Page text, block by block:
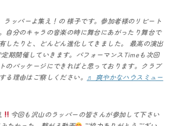
ッパーよ集え！の 様子です。参加者様のリピート
自分のキャラの音楽の時に舞台にあがったり舞台で
したりと、どんどん進化してきました。 最高の演出
定期開催していきます。パフォーマンスTimeも次回
のパッケージにできればと思っております。クラブ
る理由はご察しください。 ♬ 爽やかなハウスミュー
今回も沢山のラッパーの皆さんが参加して下さい